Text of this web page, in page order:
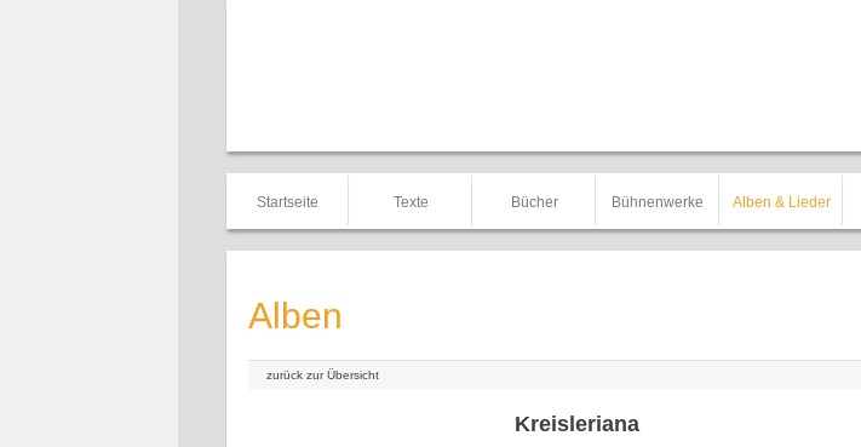
Startseite Texte Bücher Bühnenwerke Alben & Lieder
Alben
zurück zur Übersicht
Kreisleriana